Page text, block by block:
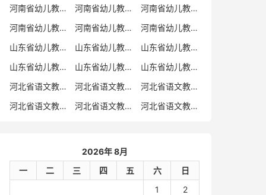
河南省幼儿教师招聘
河南省幼儿教师考试
河南省幼儿教师招聘考试真题
河南省幼儿教师招聘考试真题卷
河南省幼儿教师编制考试真题
河南省幼儿教师编制考试真题卷
山东省幼儿教师招聘
山东省幼儿教师考试
山东省幼儿教师招聘考试真题
山东省幼儿教师招聘考试真题卷
山东省幼儿教师编制考试真题
山东省幼儿教师编制考试真题卷
河北省语文教师招聘
河北省语文教师招聘考试真题
河北省语文教师招聘考试真题卷
河北省语文教师编制考试真题
河北省语文教师编制考试真题卷 河北省语文教师考试
2026年 8月
一
二 三 四 五 六
日
1
2